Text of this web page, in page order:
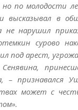
но по молодости
в
не нарушил
сурово
под арест,
– признавался
может с